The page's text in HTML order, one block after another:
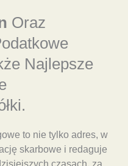
Oraz
Najlepsze
to nie tylko adres, w
skarbowe i redaguje
czasach, za